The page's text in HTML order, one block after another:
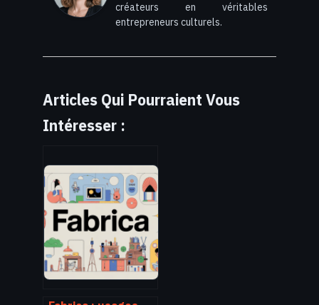
créateurs en véritables
entrepreneurs culturels.
Articles Qui Pourraient Vous
Intéresser :